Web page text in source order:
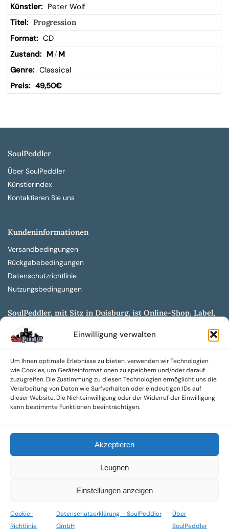
Einwilligung verwalten
Um Ihnen optimale Erlebnisse zu bieten, verwenden wir Technologien
wie Cookies, um Geräteinformationen zu speichern und/oder darauf
zuzugreifen. Die Zustimmung zu diesen Technologien ermöglicht uns die
Verarbeitung von Daten wie Surfverhalten oder eindeutigen IDs auf
dieser Website. Die Nichteinwilligung oder der Widerruf der Einwilligung
kann bestimmte Funktionen beeinträchtigen.
Akzeptieren
Leugnen
Einstellungen anzeigen
Cookie-
Richtlinie
Datenschutzerklärung – SoulPeddler
GmbH
Über
SoulPeddler
Peter Wolf
Progression
CD
M/ M
Classical
49,50€
SoulPeddler
Über SoulPeddler
Künstlerindex
Kontaktieren Sie uns
Kundeninformationen
Versandbedingungen
Rückgabebedingungen
Datenschutzrichtlinie
Nutzungsbedingungen
SoulPeddler, mit Sitz in Duisburg, ist Online-Shop, Label,
entwickelt aus dem SoulPeddler Vinyl-Presswerk und
unserer Online-Gig-Plattform.
Wir bieten eine breite Auswahl an sowohl hochgradig
sammelwürdigen als auch Mainstream-Titeln und -Formaten auf
Vinyl, CD und weiteren Medien.
Sowohl neue als auch gebrauchte, nach Zustand bewertete
Wir setzen uns leidenschaftlich für unabhängige Künstler und
Labels ein und bieten hochwertige, maßgeschneiderte Lösungen
aus über 30 Jahren Erfahrung in der Musikindustrie.
SoulPeddler Mailorder, Records & Vinyl Production – DUBOX –
Nettirock – Nice Guy Records – MOVA Museum of Vinyl Arts
© 2025 SoulPeddler GmbH®